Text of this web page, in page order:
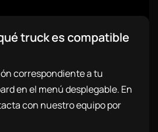
truck es compatible
correspondiente a tu
en el menú desplegable. En
con nuestro equipo por